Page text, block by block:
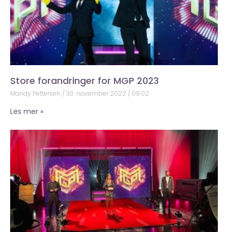
Store forandringer for MGP 2023
Mandy Pettersen 30. november 2022 08:02
Les mer »